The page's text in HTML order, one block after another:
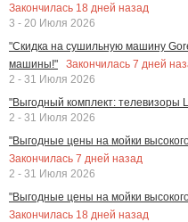
Закончилась 18 дней назад
3 - 20 Июля 2026
"Скидка на сушильную машину
машины!"
Закончилась 7 дней
2 - 31 Июля 2026
"Выгодный комплект: телевизоры
2 - 31 Июля 2026
"Выгодные цены на мойки
Закончилась 7 дней назад
2 - 31 Июля 2026
"Выгодные цены на мойки
Закончилась 18 дней назад